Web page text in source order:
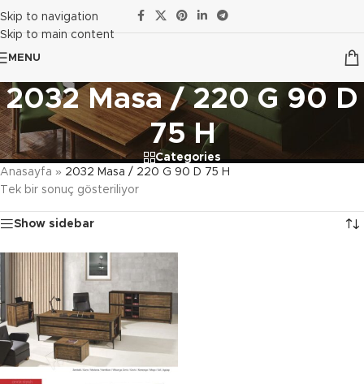
Skip to navigation
Skip to main content
MENU
2032 Masa / 220 G 90 D
75 H
Categories
Anasayfa » 2032 Masa / 220 G 90 D 75 H
Tek bir sonuç gösteriliyor
Show sidebar